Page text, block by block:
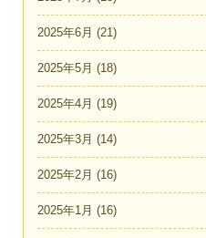
2025年6月 (21)
2025年5月 (18)
2025年4月 (19)
2025年3月 (14)
2025年2月 (16)
2025年1月 (16)